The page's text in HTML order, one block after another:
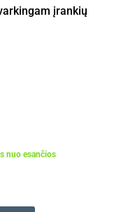
įrankių
nuo esančios